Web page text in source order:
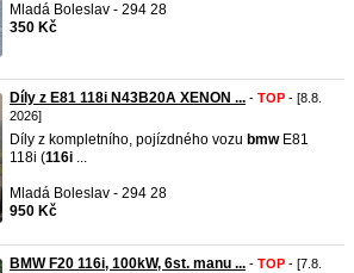
Mladá Boleslav - 294 28
350 Kč
Díly z E81 118i N43B20A XENON ... - TOP - [8.8.
2026]
Díly z kompletního, pojízdného vozu bmwE81
118i (116i ...
Mladá Boleslav - 294 28
950 Kč
BMW F20 116i, 100kW, 6st. manu ... - TOP - [7.8.